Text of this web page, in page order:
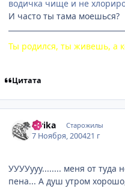
водичка чище и не
И часто ты тама моешься?
Ты родился, ты живешь, а
Цитата
Ririka Старожилы
7 Ноября, 200421 г
УУУУууу........ меня от туда
пена... А душ утром